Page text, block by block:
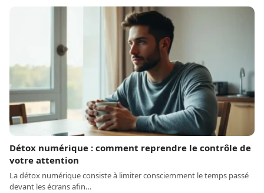
Détox numérique : comment reprendre le contrôle de
votre attention
La détox numérique consiste à limiter consciemment le temps passé
devant les écrans afin…